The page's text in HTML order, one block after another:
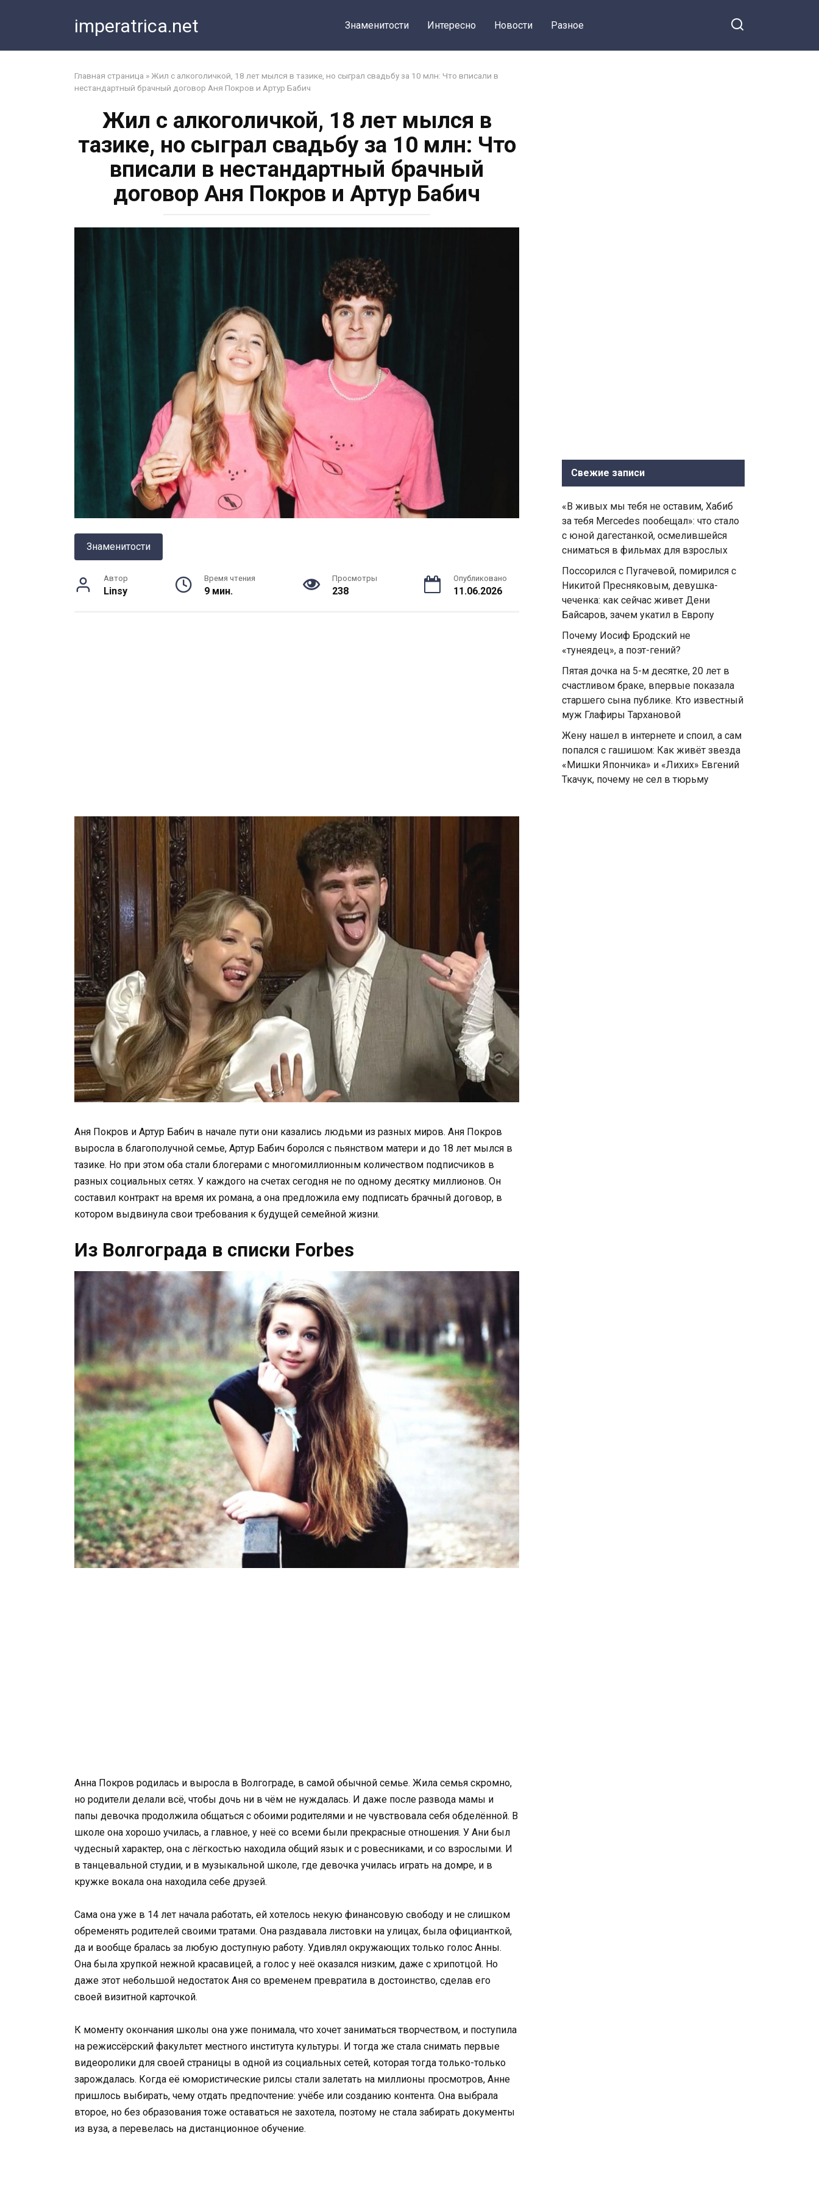
imperatrica.net Знаменитости Интересно Новости Разное
Главная страница » Жил с алкоголичкой, 18 лет мылся в тазике, но сыграл свадьбу за 10 млн: Что вписали в
нестандартный брачный договор Аня Покров и Артур Бабич
Жил с алкоголичкой, 18 лет мылся в
тазике, но сыграл свадьбу за 10 млн: Что
вписали в нестандартный брачный
договор Аня Покров и Артур Бабич
Знаменитости
Автор
Linsy
Время чтения
9 мин.
Просмотры
238
Опубликовано
11.06.2026
Аня Покров и Артур Бабич в начале пути они казались людьми из разных миров. Аня Покров
выросла в благополучной семье, Артур Бабич боролся с пьянством матери и до 18 лет мылся в
тазике. Но при этом оба стали блогерами с многомиллионным количеством подписчиков в
разных социальных сетях. У каждого на счетах сегодня не по одному десятку миллионов. Он
составил контракт на время их романа, а она предложила ему подписать брачный договор, в
котором выдвинула свои требования к будущей семейной жизни.
Из Волгограда в списки Forbes
Анна Покров родилась и выросла в Волгограде, в самой обычной семье. Жила семья скромно,
но родители делали всё, чтобы дочь ни в чём не нуждалась. И даже после развода мамы и
папы девочка продолжила общаться с обоими родителями и не чувствовала себя обделённой. В
школе она хорошо училась, а главное, у неё со всеми были прекрасные отношения. У Ани был
чудесный характер, она с лёгкостью находила общий язык и с ровесниками, и со взрослыми. И
в танцевальной студии, и в музыкальной школе, где девочка училась играть на домре, и в
кружке вокала она находила себе друзей.
Сама она уже в 14 лет начала работать, ей хотелось некую финансовую свободу и не слишком
обременять родителей своими тратами. Она раздавала листовки на улицах, была официанткой,
да и вообще бралась за любую доступную работу. Удивлял окружающих только голос Анны.
Она была хрупкой нежной красавицей, а голос у неё оказался низким, даже с хрипотцой. Но
даже этот небольшой недостаток Аня со временем превратила в достоинство, сделав его
своей визитной карточкой.
К моменту окончания школы она уже понимала, что хочет заниматься творчеством, и поступила
на режиссёрский факультет местного института культуры. И тогда же стала снимать первые
видеоролики для своей страницы в одной из социальных сетей, которая тогда только-только
зарождалась. Когда её юмористические рилсы стали залетать на миллионы просмотров, Анне
пришлось выбирать, чему отдать предпочтение: учёбе или созданию контента. Она выбрала
второе, но без образования тоже оставаться не захотела, поэтому не стала забирать документы
из вуза, а перевелась на дистанционное обучение.
Свежие записи
«В живых мы тебя не оставим, Хабиб
за тебя Mercedes пообещал»: что стало
с юной дагестанкой, осмелившейся
сниматься в фильмах для взрослых
Поссорился с Пугачевой, помирился с
Никитой Пресняковым, девушка-
чеченка: как сейчас живет Дени
Байсаров, зачем укатил в Европу
Почему Иосиф Бродский не
«тунеядец», а поэт-гений?
Пятая дочка на 5-м десятке, 20 лет в
счастливом браке, впервые показала
старшего сына публике. Кто известный
муж Глафиры Тархановой
Жену нашел в интернете и споил, а сам
попался с гaшишoм: Как живёт звезда
«Мишки Япончика» и «Лихих» Евгений
Ткачук, почему не сел в тюрьму
любовницей